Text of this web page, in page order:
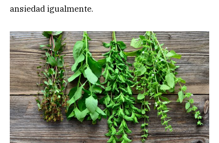
ansiedad igualmente.